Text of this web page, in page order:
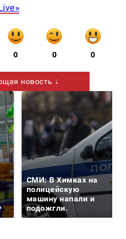
0 0 0
новость ↓
СМИ: В Химках на
полицейскую
машину напали и
подожгли.